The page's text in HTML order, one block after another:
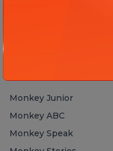
Monkey Junior
Monkey ABC
Monkey Speak